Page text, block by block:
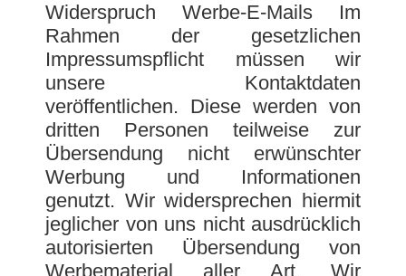
Widerspruch Werbe-E-Mails Im
Rahmen der gesetzlichen
Impressumspflicht müssen wir
unsere Kontaktdaten
veröffentlichen. Diese werden von
dritten Personen teilweise zur
Übersendung nicht erwünschter
Werbung und Informationen
genutzt. Wir widersprechen hiermit
jeglicher von uns nicht ausdrücklich
autorisierten Übersendung von
Werbematerial aller Art. Wir